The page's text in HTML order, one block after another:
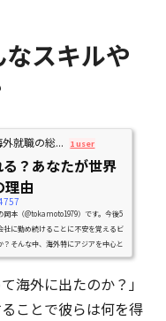
スキルや
就職の総... 1 user
？あなたが世界
理由
本（@tokamoto1979）です。今後5
社に勤め続けることに不安を覚えるビ
そんな中、海外特にアジアを中心と
海外に出たのか？」
ことで彼らは何を得